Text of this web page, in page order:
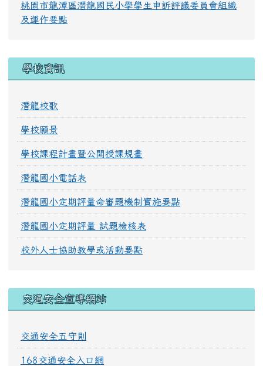
桃園市龍潭區潛龍國民小學學生申訴評議委員會組織
及運作要點
學校資訊
潛龍校歌
學校願景
學校課程計畫暨公開授課規畫
潛龍國小電話表
潛龍國小定期評量命審題機制實施要點
潛龍國小定期評量 試題檢核表
校外人士協助教學或活動要點
交通安全宣導網站
交通安全五守則
168交通安全入口網